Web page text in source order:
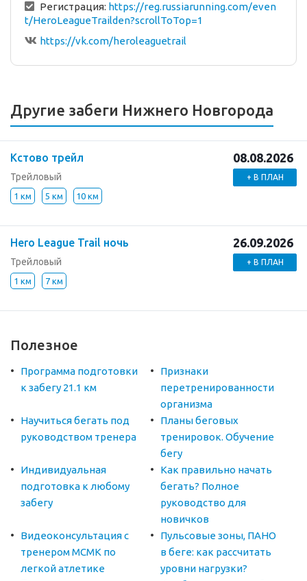
Регистрация: https://reg.russiarunning.com/even
t/HeroLeagueTrailden?scrollToTop=1
https://vk.com/heroleaguetrail
Другие забеги Нижнего Новгорода
Кстово трейл
Трейловый
1 км 5 км 10 км
08.08.2026
+ В ПЛАН
Hero League Trail ночь
Трейловый
1 км 7 км
26.09.2026
+ В ПЛАН
Полезное
Программа подготовки
к забегу 21.1 км
Признаки
перетренированности
организма
Научиться бегать под
руководством тренера
Планы беговых
тренировок. Обучение
бегу
Индивидуальная
подготовка к любому
забегу
Как правильно начать
бегать? Полное
руководство для
новичков
Видеоконсультация с
тренером МСМК по
легкой атлетике
Пульсовые зоны, ПАНО
в беге: как рассчитать
уровни нагрузки?